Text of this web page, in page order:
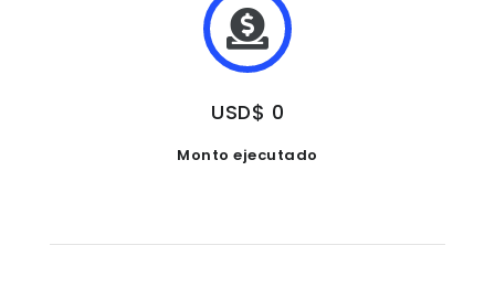
USD$ 0
Monto ejecutado